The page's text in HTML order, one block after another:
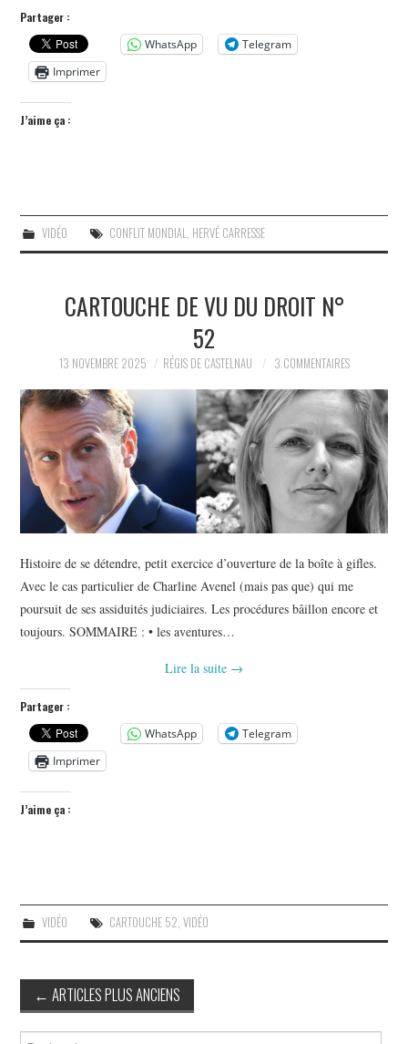
Partager :
WhatsApp
Telegram
Imprimer
J’aime ça :
VIDÉO CONFLIT MONDIAL HERVÉ CARRESSE
CARTOUCHE DE VU DU DROIT N°
52
13 NOVEMBRE 2025 RÉGIS DE CASTELNAU 3 COMMENTAIRES
Histoire de se détendre, petit exercice d’ouverture de la boîte à gifles.
Avec le cas particulier de Charline Avenel (mais pas que) qui me
poursuit de ses assiduités judiciaires. Les procédures bâillon encore et
toujours. SOMMAIRE : • les aventures…
Lire la suite →
Partager :
WhatsApp
Telegram
Imprimer
J’aime ça :
VIDÉO CARTOUCHE 52 VIDÉO
Post
navigation
← ARTICLES PLUS ANCIENS